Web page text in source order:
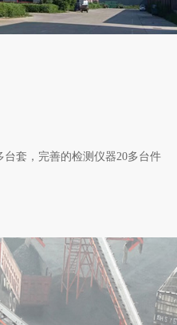
套，完善的检测仪器20多台件